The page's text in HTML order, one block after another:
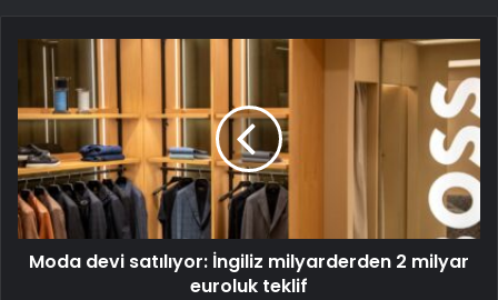
Moda devi satılıyor: İngiliz milyarderden 2 milyar
euroluk teklif